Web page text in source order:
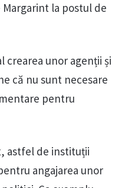
la postul de
crearea unor agenții și
că nu sunt necesare
pentru
astfel de instituții
angajarea unor